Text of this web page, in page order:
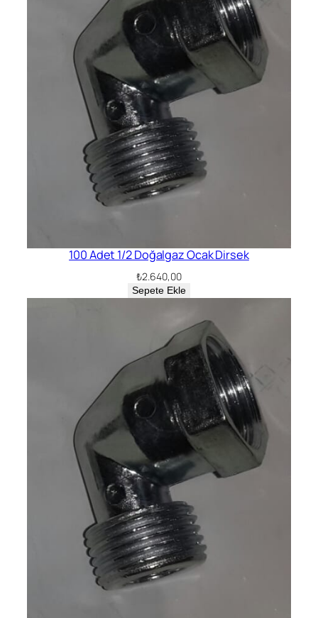
100 Adet 1/2 Doğalgaz Ocak Dirsek
₺2.640,00
Sepete Ekle